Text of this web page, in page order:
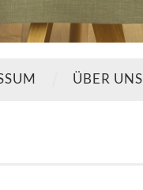
ÜBER UNS